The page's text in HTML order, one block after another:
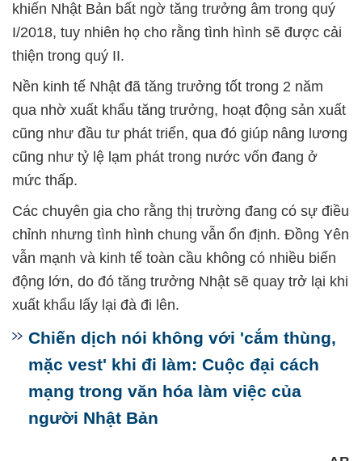
khiến Nhật Bản bất ngờ tăng trưởng âm trong quý
I/2018, tuy nhiên họ cho rằng tình hình sẽ được cải
thiện trong quý II.
Nền kinh tế Nhật đã tăng trưởng tốt trong 2 năm
qua nhờ xuất khẩu tăng trưởng, hoạt động sản xuất
cũng như đầu tư phát triển, qua đó giúp nâng lương
cũng như tỷ lệ lạm phát trong nước vốn đang ở
mức thấp.
Các chuyên gia cho rằng thị trường đang có sự điều
chỉnh nhưng tình hình chung vẫn ổn định. Đồng Yên
vẫn mạnh và kinh tế toàn cầu không có nhiều biến
động lớn, do đó tăng trưởng Nhật sẽ quay trở lại khi
xuất khẩu lấy lại đà đi lên.
Chiến dịch nói không với 'cắm thùng,
mặc vest' khi đi làm: Cuộc đại cách
mạng trong văn hóa làm việc của
người Nhật Bản